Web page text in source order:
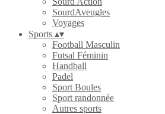
SourdAveugles
Voyages
Sports ▴▾
Football Masculin
Futsal Féminin
Handball
Padel
Sport Boules
Sport randonnée
Autres sports